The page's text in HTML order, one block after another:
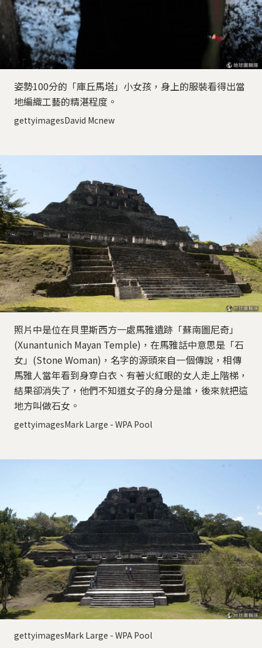
姿勢100分的「庫丘馬塔」小女孩，身上的服裝看得出當
地編織工藝的精湛程度。
gettyimagesDavid Mcnew
照片中是位在貝里斯西方一處馬雅遺跡「蘇南圖尼奇」
(Xunantunich Mayan Temple)，在馬雅話中意思是「石
女」(Stone Woman)，名字的源頭來自一個傳說，相傳
馬雅人當年看到身穿白衣、有著火紅眼的女人走上階梯，
結果卻消失了，他們不知道女子的身分是誰，後來就把這
地方叫做石女。
gettyimagesMark Large - WPA Pool
gettyimagesMark Large - WPA Pool